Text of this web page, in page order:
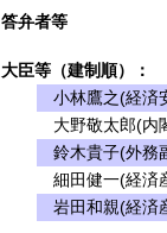
答弁者等
大臣等（建制順）：
小林鷹之(経済
大野敬太郎(内
鈴木貴子(外務
細田健一(経済
岩田和親(経済